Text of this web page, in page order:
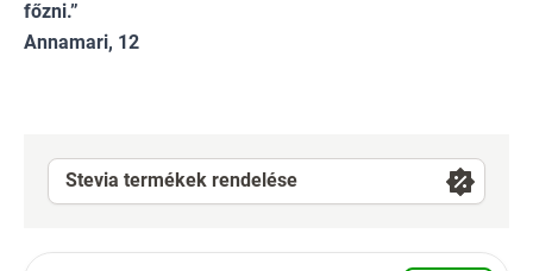
főzni.”
Annamari, 12
Stevia termékek rendelése